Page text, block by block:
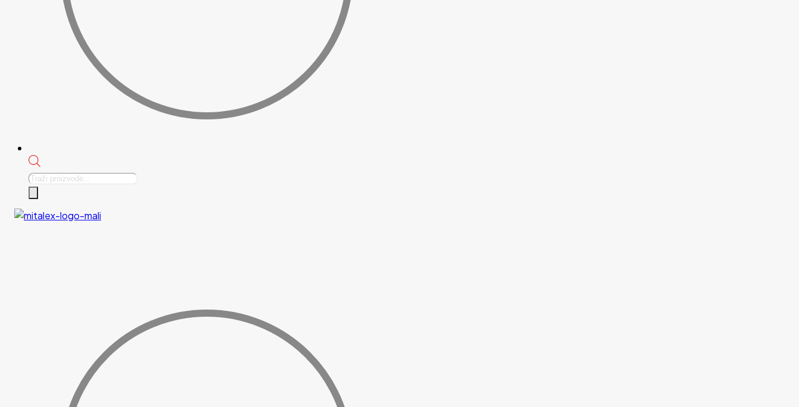
Products
search